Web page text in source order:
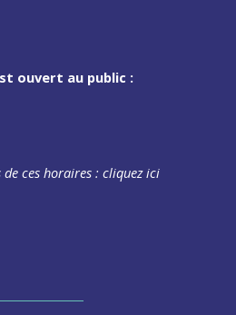
ouvert au public :
de ces horaires :cliquez ici